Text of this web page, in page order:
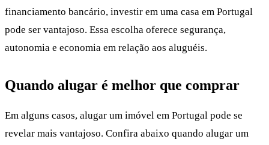
financiamento bancário, investir em uma casa em Portugal
pode ser vantajoso. Essa escolha oferece segurança,
autonomia e economia em relação aos aluguéis.
Quando alugar é melhor que comprar
Em alguns casos, alugar um imóvel em Portugal pode se
revelar mais vantajoso. Confira abaixo quando alugar um